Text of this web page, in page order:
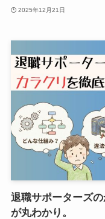
2025年12月21日
退職サポーターズ
が丸わかり。